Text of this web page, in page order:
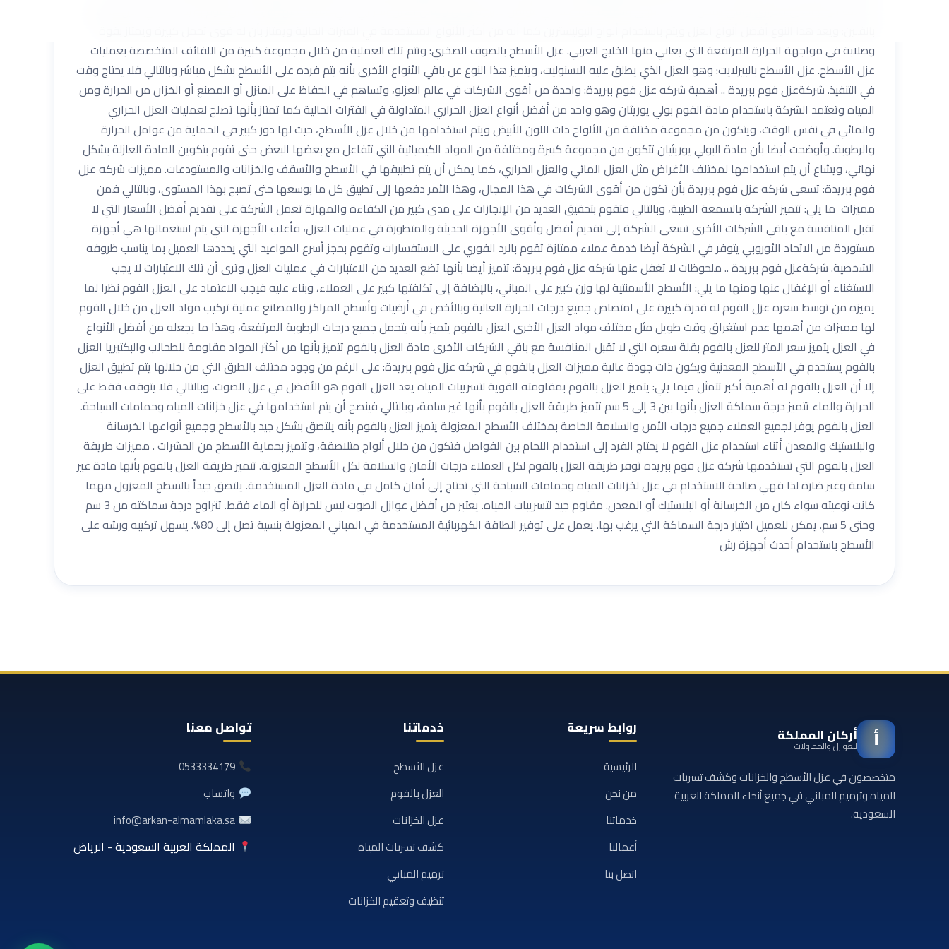
وصلابة في مواجهة الحرارة المرتفعة التي يعاني منها الخليج العربي. عزل الأسطح بالصوف الصخري: وتتم تلك العملية من خلال مجموعة كبيرة من اللفائف المتخصصة بعمليات
عزل الأسطح. عزل الأسطح بالبيرلايت: وهو العزل الذي يطلق عليه الاسنوليت، ويتميز هذا النوع عن باقي الأنواع الأخرى بأنه يتم فرده على الأسطح بشكل مباشر وبالتالي فلا يحتاج وقت
في التنفيذ. شركةعزل فوم ببريدة .. أهمية شركه عزل فوم ببريدة: واحدة من أقوى الشركات في عالم العزلو، وتساهم في الحفاظ على المنزل أو المصنع أو الخزان من الحرارة ومن
المياه وتعتمد الشركة باستخدام مادة الفوم بولي يوريثان وهو واحد من أفضل أنواع العزل الحراري المتداولة في الفترات الحالية كما تمتاز بأنها تصلح لعمليات العزل الحراري
والمائي في نفس الوقت، ويتكون من مجموعة مختلفة من الألواح ذات اللون الأبيض ويتم استخدامها من خلال عزل الأسطح، حيث لها دور كبير في الحماية من عوامل الحرارة
والرطوبة. وأوضحت أيضا بأن مادة البولي يوريثيان تتكون من مجموعة كبيرة ومختلفة من المواد الكيميائية التي تتفاعل مع بعضها البعض حتى تقوم بتكوين المادة العازلة بشكل
نهائي، ويشاع أن يتم استخدامها لمختلف الأغراض مثل العزل المائي والعزل الحراري، كما يمكن أن يتم تطبيقها في الأسطح والأسقف والخزانات والمستودعات. مميزات شركه عزل
فوم ببريدة: تسعى شركه عزل فوم ببريدة بأن تكون من أقوى الشركات في هذا المجال، وهذا الأمر دفعها إلى تطبيق كل ما بوسعها حتى تصبح بهذا المستوى، وبالتالي فمن
مميزات ما يلي: تتميز الشركة بالسمعة الطيبة، وبالتالي فتقوم بتحقيق العديد من الإنجازات على مدى كبير من الكفاءة والمهارة تعمل الشركة على تقديم أفضل الأسعار التي لا
تقبل المنافسة مع باقي الشركات الأخرى تسعى الشركة إلى تقديم أفضل وأقوى الأجهزة الحديثة والمتطورة في عمليات العزل، فأغلب الأجهزة التي يتم استعمالها هي أجهزة
مستوردة من الاتحاد الأوروبي يتوفر في الشركة أيضا خدمة عملاء ممتازة تقوم بالرد الفوري على الاستفسارات وتقوم بحجز أسرع المواعيد التي يحددها العميل بما يناسب ظروفه
الشخصية. شركةعزل فوم ببريدة .. ملحوظات لا تغفل عنها شركه عزل فوم ببريدة: تتميز أيضا بأنها تضع العديد من الاعتبارات في عمليات العزل وترى أن تلك الاعتبارات لا يجب
الاستغناء أو الإغفال عنها ومنها ما يلي: الأسطح الأسمنتية لها وزن كبير على المباني، بالإضافة إلى تكلفتها كبير على العملاء، وبناء عليه فيجب الاعتماد على العزل الفوم نظرا لما
يميزه من توسط سعره عزل الفوم له قدرة كبيرة على امتصاص جميع درجات الحرارة العالية وبالأخص في أرضيات وأسطح المراكز والمصانع عملية تركيب مواد العزل من خلال الفوم
لها مميزات من أهمها عدم استغراق وقت طويل مثل مختلف مواد العزل الأخرى العزل بالفوم يتميز بأنه يتحمل جميع درجات الرطوبة المرتفعة، وهذا ما يجعله من أفضل الأنواع
في العزل يتميز سعر المتر للعزل بالفوم بقلة سعره التي لا تقبل المنافسة مع باقي الشركات الأخرى مادة العزل بالفوم تتميز بأنها من أكثر المواد مقاومة للطحالب والبكتيريا العزل
بالفوم يستخدم في الأسطح المعدنية ويكون ذات جودة عالية مميزات العزل بالفوم في شركه عزل فوم ببريدة: على الرغم من وجود مختلف الطرق التي من خلالها يتم تطبيق العزل
إلا أن العزل بالفوم له أهمية أكبر تتمثل فيما يلي: يتميز العزل بالفوم بمقاومته القوية لتسريبات المياه يعد العزل الفوم هو الأفضل في عزل الصوت، وبالتالي فلا يتوقف فقط على
الحرارة والماء تتميز درجة سماكة العزل بأنها بين 3 إلى 5 سم تتميز طريقة العزل بالفوم بأنها غير سامة، وبالتالي فينصح أن يتم استخدامها في عزل خزانات المياه وحمامات السباحة.
العزل بالفوم يوفر لجميع العملاء جميع درجات الأمن والسلامة الخاصة بمختلف الأسطح المعزولة يتميز العزل بالفوم بأنه يلتصق بشكل جيد بالأسطح وجميع أنواعها الخرسانة
والبلاستيك والمعدن أثناء استخدام عزل الفوم لا يحتاج الفرد إلى استخدام اللحام بين الفواصل فتكون من خلال ألواح متلاصقة، وتتميز بحماية الأسطح من الحشرات . مميزات طريقة
العزل بالفوم التي تستخدمها شركة عزل فوم ببريده توفر طريقة العزل بالفوم لكل العملاء درجات الأمان والسلامة لكل الأسطح المعزولة. تتميز طريقة العزل بالفوم بأنها مادة غير
سامة وغير ضارة لذا فهي صالحة الاستخدام في عزل لخزانات المياه وحمامات السباحة التي تحتاج إلى أمان كامل في مادة العزل المستخدمة. يلتصق جيداً بالسطح المعزول مهما
كانت نوعيته سواء كان من الخرسانة أو البلاستيك أو المعدن. مقاوم جيد لتسريبات المياه. يعتبر من أفضل عوازل الصوت ليس للحرارة أو الماء فقط. تتراوح درجة سماكته من 3 سم
وحتى 5 سم. يمكن للعميل اختيار درجة السماكة التي يرغب بها. يعمل على توفير الطاقة الكهربائية المستخدمة في المباني المعزولة بنسية تصل إلى 80%. يسهل تركيبه ورشه على
الأسطح باستخدام أحدث أجهزة رش
أ أركان المملكة
للعوازل والمقاولات
متخصصون في عزل الأسطح والخزانات وكشف تسربات
المياه وترميم المباني في جميع أنحاء المملكة العربية
السعودية.
روابط سريعة
الرئيسية
من نحن
خدماتنا
أعمالنا
اتصل بنا
خدماتنا
عزل الأسطح
العزل بالفوم
عزل الخزانات
كشف تسربات المياه
ترميم المباني
تنظيف وتعقيم الخزانات
تواصل معنا
0533334179
واتساب
info@arkan-almamlaka.sa
المملكة العربية السعودية - الرياض